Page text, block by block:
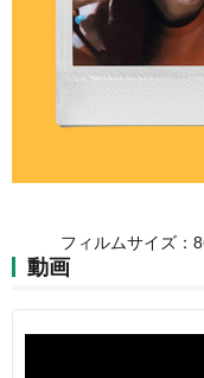
フィルムサイズ
動画